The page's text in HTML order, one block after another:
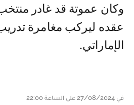
وكان عموتة قد غادر
عقده ليركب مغامرة
الإماراتي.
في 27/08/2024 على الساعة 22:00